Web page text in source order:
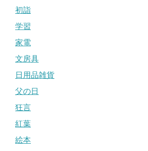
初詣
学習
家電
文房具
日用品雑貨
父の日
狂言
紅葉
絵本